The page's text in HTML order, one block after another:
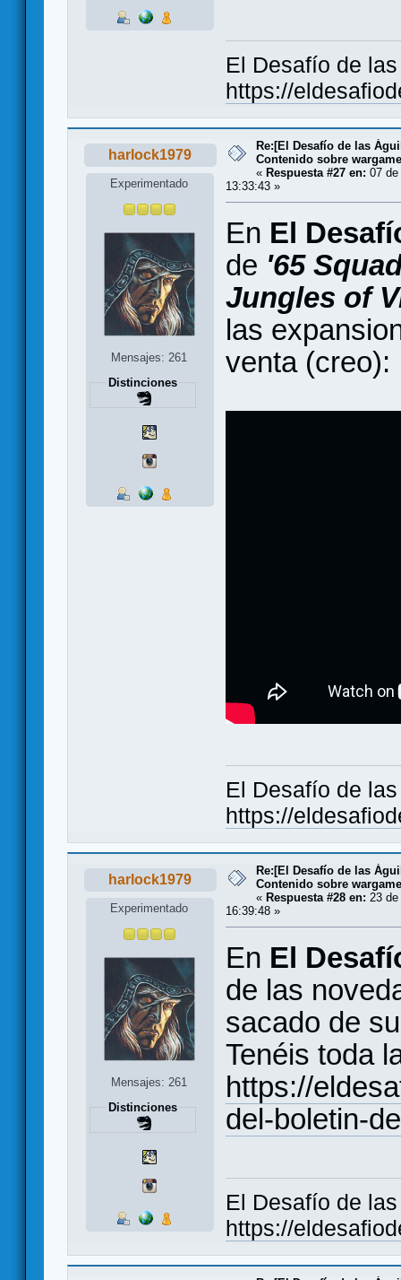
El Desafío de
https://
harlock1979
Experimentado
Mensajes: 261
Distinciones
Re:[El Desafío de las
Contenido sobre
« Respuesta #27 en: 07
13:33:43 »
En El
de '65
Jungles of
las
venta (creo):
El Desafío de
https://
harlock1979
Experimentado
Mensajes: 261
Distinciones
Re:[El Desafío de las
Contenido sobre
« Respuesta #28 en: 23
16:39:48 »
En El
de las
sacado de
Tenéis toda
https://
del-boletin-
El Desafío de
https://